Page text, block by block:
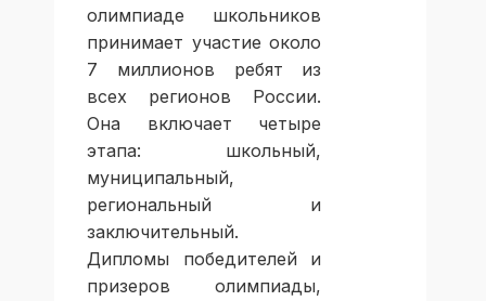
олимпиаде школьников
принимает участие около
7 миллионов ребят из
всех регионов России.
Она включает четыре
этапа: школьный,
муниципальный,
региональный и
заключительный.
Дипломы победителей и
призеров олимпиады,